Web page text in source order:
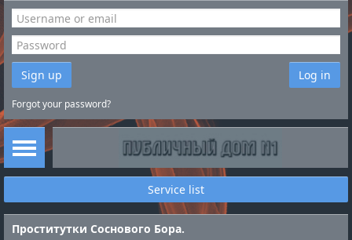
Sign up Log in
Forgot your password?
Service list
Проститутки Соснового Бора.